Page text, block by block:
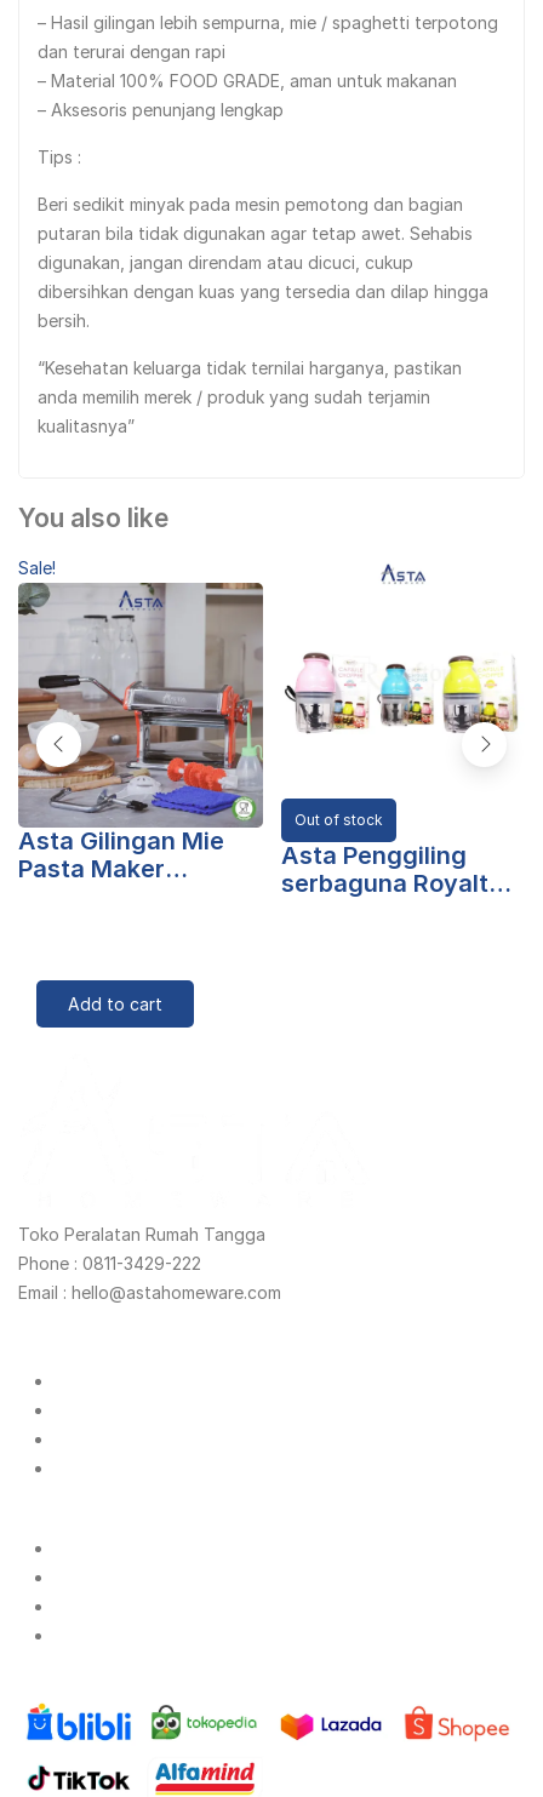
– Hasil gilingan lebih sempurna, mie / spaghetti terpotong
dan terurai dengan rapi
– Material 100% FOOD GRADE, aman untuk makanan
– Aksesoris penunjang lengkap
Tips :
Beri sedikit minyak pada mesin pemotong dan bagian
putaran bila tidak digunakan agar tetap awet. Sehabis
digunakan, jangan direndam atau dicuci, cukup
dibersihkan dengan kuas yang tersedia dan dilap hingga
bersih.
“Kesehatan keluarga tidak ternilai harganya, pastikan
anda memilih merek / produk yang sudah terjamin
kualitasnya”
You also like
Sale!
Asta Gilingan Mie
Pasta Maker
Out of stock
Asta Penggiling
serbaguna Royalton
Add to cart
Toko Peralatan Rumah Tangga
Phone : 0811-3429-222
Email : hello@astahomeware.com